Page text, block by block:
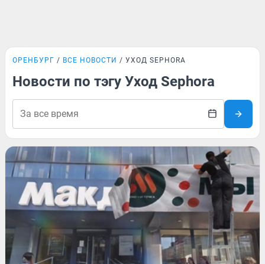
ОРЕНБУРГ ВСЕ НОВОСТИ УХОД SEPHORA
Новости по тэгу Уход Sephora